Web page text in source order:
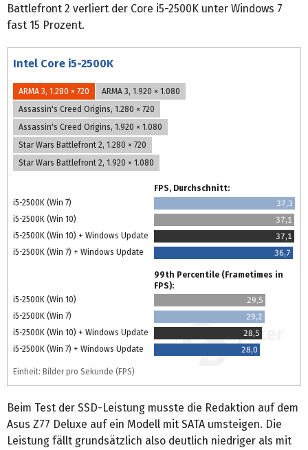
Battlefront 2 verliert der Core i5-2500K unter Windows 7
fast 15 Prozent.
Intel Core i5-2500K
ARMA 3, 1.280 × 720
ARMA 3, 1.920 × 1.080
Assassin's Creed Origins, 1.280 × 720
Assassin's Creed Origins, 1.920 × 1.080
Star Wars Battlefront 2, 1.280 × 720
Star Wars Battlefront 2, 1.920 × 1.080
FPS, Durchschnitt:
i5-2500K (Win 7)
37,3
i5-2500K (Win 10)
37,1
i5-2500K (Win 10) + Windows Update
37,1
i5-2500K (Win 7) + Windows Update
36,7
99th Percentile (Frametimes in
FPS):
i5-2500K (Win 10)
29,5
i5-2500K (Win 7)
29,2
i5-2500K (Win 10) + Windows Update
28,5
i5-2500K (Win 7) + Windows Update
28,0
Einheit: Bilder pro Sekunde (FPS)
Beim Test der SSD-Leistung musste die Redaktion auf dem
Asus Z77 Deluxe auf ein Modell mit SATA umsteigen. Die
Leistung fällt grundsätzlich also deutlich niedriger als mit